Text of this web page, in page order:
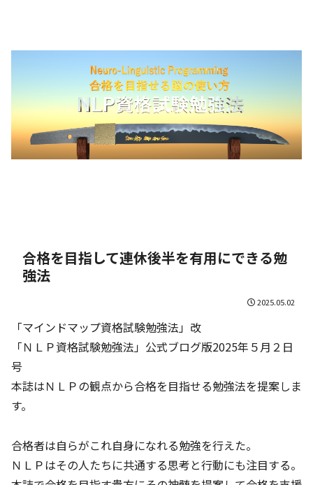
合格を目指して連休後半を有用にできる勉
強法
2025.05.02
「マインドマップ資格試験勉強法」改
「ＮＬＰ資格試験勉強法」公式ブログ版2025年５月２日
号
本誌はＮＬＰの観点から合格を目指せる勉強法を提案しま
す。
合格者は自らがこれ自身になれる勉強を行えた。
ＮＬＰはその人たちに共通する思考と行動にも注目する。